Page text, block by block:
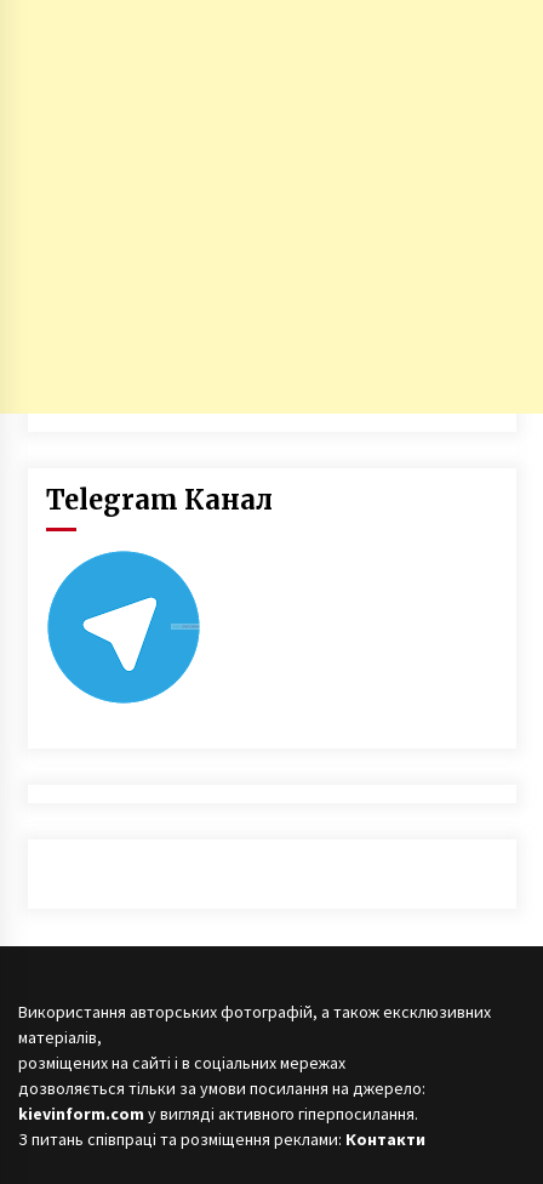
Telegram Канал
Використання авторських фотографій, а також ексклюзивних
матеріалів,
розміщених на сайті і в соціальних мережах
дозволяється тільки за умови посилання на джерело:
kievinform.com у вигляді активного гіперпосилання.
З питань співпраці та розміщення реклами: Контакти